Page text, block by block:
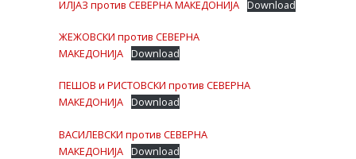
ИЛЈАЗ против СЕВЕРНА МАКЕДОНИЈА Download
ЖЕЖОВСКИ против СЕВЕРНА
МАКЕДОНИЈА Download
ПЕШОВ и РИСТОВСКИ против СЕВЕРНА
МАКЕДОНИЈА Download
ВАСИЛЕВСКИ против СЕВЕРНА
МАКЕДОНИЈА Download